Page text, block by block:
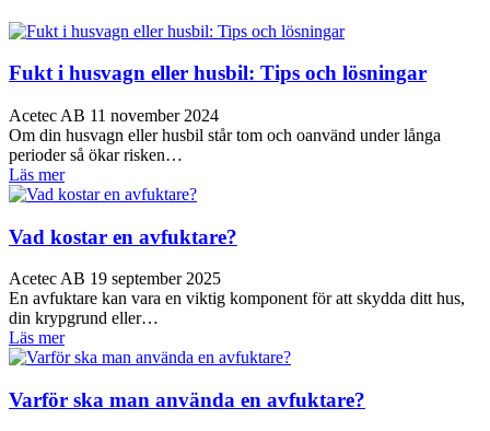
Fukt i husvagn eller husbil: Tips och lösningar
Acetec AB 11 november 2024
Om din husvagn eller husbil står tom och oanvänd under långa
perioder så ökar risken…
Läs mer
Vad kostar en avfuktare?
Acetec AB 19 september 2025
En avfuktare kan vara en viktig komponent för att skydda ditt hus,
din krypgrund eller…
Läs mer
Varför ska man använda en avfuktare?